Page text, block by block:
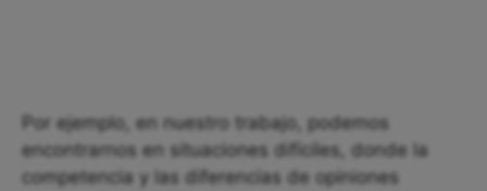
Por ejemplo, en nuestro trabajo, podemos
encontrarnos en situaciones difíciles, donde la
competencia y las diferencias de opiniones